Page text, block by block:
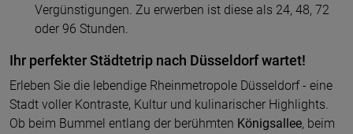
Vergünstigungen. Zu erwerben ist diese als 24, 48, 72
oder 96 Stunden.
Ihr perfekter Städtetrip nach Düsseldorf wartet!
Erleben Sie die lebendige Rheinmetropole Düsseldorf - eine
Stadt voller Kontraste, Kultur und kulinarischer Highlights.
Ob beim Bummel entlang der berühmten Königsallee, beim